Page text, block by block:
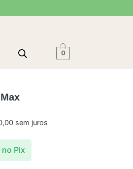
0
sem juros
no Pix